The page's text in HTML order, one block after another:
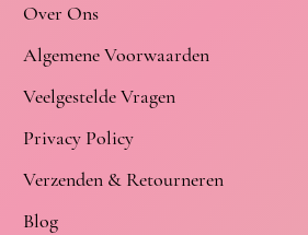
Over Ons
Algemene Voorwaarden
Veelgestelde Vragen
Privacy Policy
Verzenden & Retourneren
Blog